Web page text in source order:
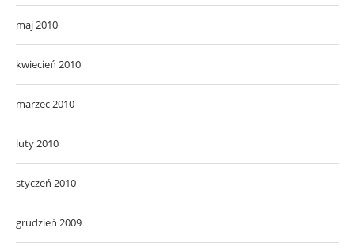
maj 2010
kwiecień 2010
marzec 2010
luty 2010
styczeń 2010
grudzień 2009